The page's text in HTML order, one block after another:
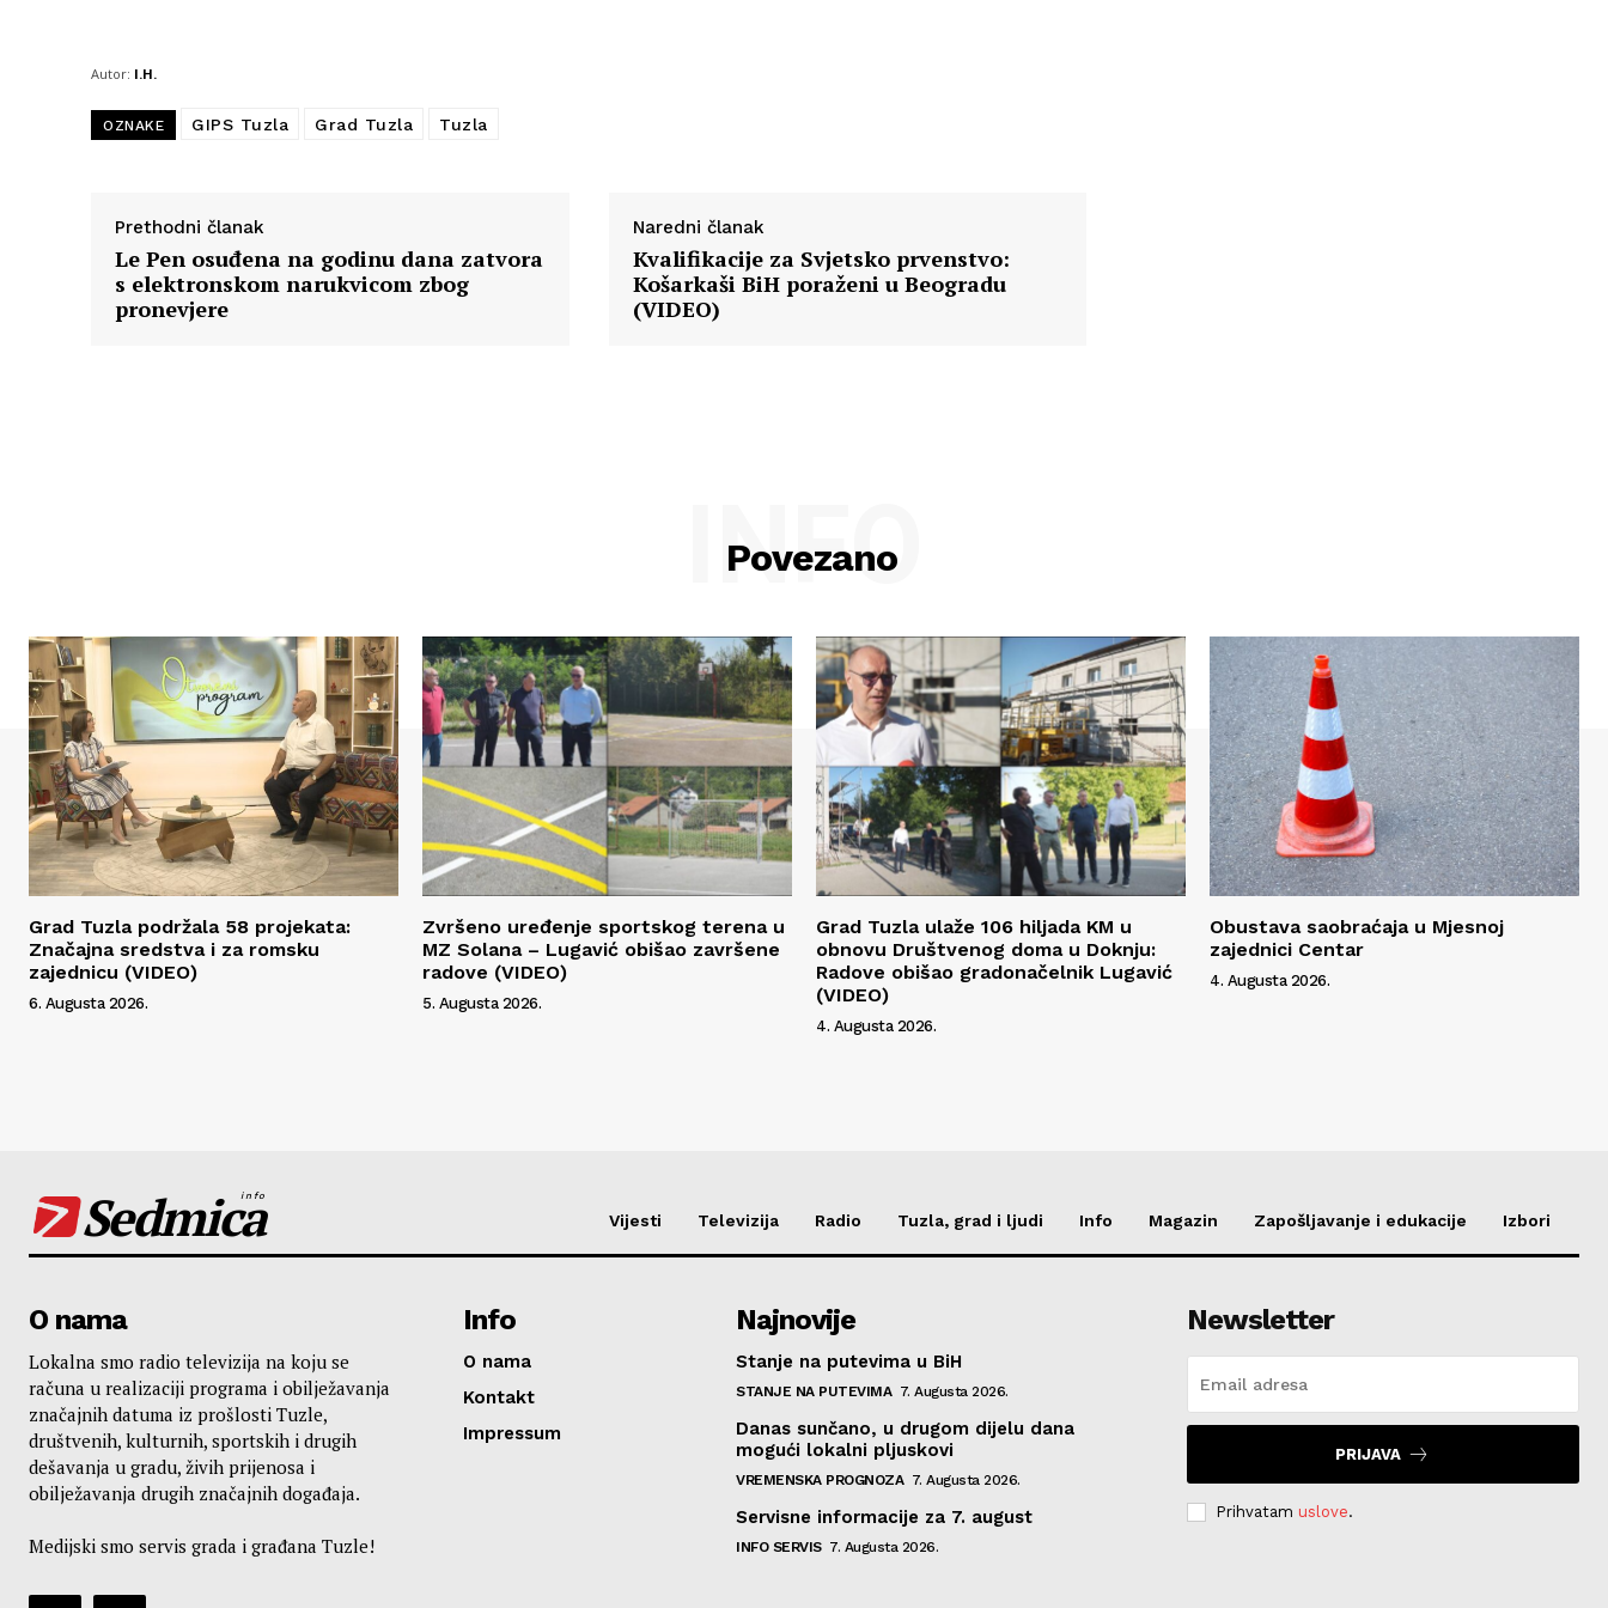
Autor: I.H.
OZNAKE GIPS Tuzla Grad Tuzla Tuzla
Prethodni članak
Le Pen osuđena na godinu dana zatvora
s elektronskom narukvicom zbog
pronevjere
Naredni članak
Kvalifikacije za Svjetsko prvenstvo:
Košarkaši BiH poraženi u Beogradu
(VIDEO)
Povezano
INFO
Grad Tuzla podržala 58 projekata:
Značajna sredstva i za romsku
zajednicu (VIDEO)
6. Augusta 2026.
Zvršeno uređenje sportskog terena u
MZ Solana – Lugavić obišao završene
radove (VIDEO)
5. Augusta 2026.
Grad Tuzla ulaže 106 hiljada KM u
obnovu Društvenog doma u Doknju:
Radove obišao gradonačelnik Lugavić
(VIDEO)
4. Augusta 2026.
Obustava saobraćaja u Mjesnoj
zajednici Centar
4. Augusta 2026.
Sedmica
info
Vijesti Televizija Radio Tuzla, grad i ljudi Info Magazin Zapošljavanje i edukacije Izbori
O nama
Lokalna smo radio televizija na koju se
računa u realizaciji programa i obilježavanja
značajnih datuma iz prošlosti Tuzle,
društvenih, kulturnih, sportskih i drugih
dešavanja u gradu, živih prijenosa i
obilježavanja drugih značajnih događaja.
Medijski smo servis grada i građana Tuzle!
Info
O nama
Kontakt
Impressum
Najnovije
Stanje na putevima u BiH
STANJE NA PUTEVIMA 7. Augusta 2026.
Danas sunčano, u drugom dijelu dana
mogući lokalni pljuskovi
VREMENSKA PROGNOZA 7. Augusta 2026.
Servisne informacije za 7. august
INFO SERVIS 7. Augusta 2026.
Newsletter
PRIJAVA
Prihvatam uslove.